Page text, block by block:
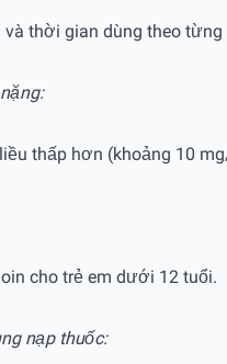
thời gian dùng theo
thấp hơn (khoảng 10
cho trẻ em dưới 12 tuổi.
nạp thuốc: